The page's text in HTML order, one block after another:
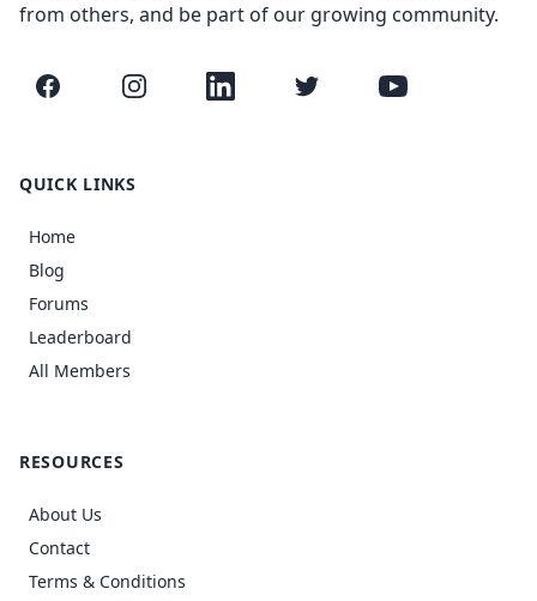
from others, and be part of our growing community.
Facebook InstagramLinkedIn Twitter YouTube
QUICK LINKS
Home
Blog
Forums
Leaderboard
All Members
RESOURCES
About Us
Contact
Terms & Conditions